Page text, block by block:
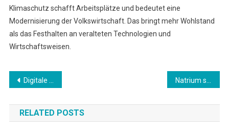
Klimaschutz schafft Arbeitsplätze und bedeutet eine
Modernisierung der Volkswirtschaft. Das bringt mehr Wohlstand
als das Festhalten an veralteten Technologien und
Wirtschaftsweisen.
Beitragsnavigation
Digitale Unabhängigkeit für Europa!
RELATED POSTS